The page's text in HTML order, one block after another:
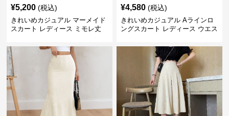
¥5,200 (税込)
きれいめカジュアル マーメイド
スカート レディース ミモレ丈
美シルエット 上品 エレガント
¥4,580 (税込)
きれいめカジュアル Aラインロ
ングスカート レディース ウエス
イズ ナチュラル エスニック風
フレアシルエット